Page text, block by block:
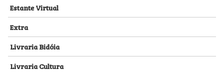
Estante Virtual
Extra
Livraria Bidóia
Livraria Cultura